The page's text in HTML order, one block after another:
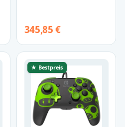
345,85 €
★ Bestpreis